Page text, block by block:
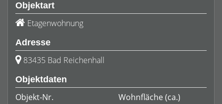
Objektart
Etagenwohnung
Adresse
83435 Bad Reichenhall
Objektdaten
Objekt-Nr.
Wohnfläche (ca.)